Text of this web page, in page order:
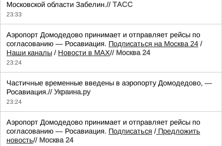
Московской области Забелин.// ТАСС
23:33
Аэропорт Домодедово принимает и отправляет рейсы по
согласованию — Росавиация. Подписаться на Москва 24 /
Наши каналы / Новости в MAX// Москва 24
23:24
Частичные временные введены в аэропорту Домодедово, —
Росавиация.// Украина.ру
23:24
Аэропорт Домодедово принимает и отправляет рейсы по
согласованию — Росавиация. Подписаться / Предложить
новость// Москва 24